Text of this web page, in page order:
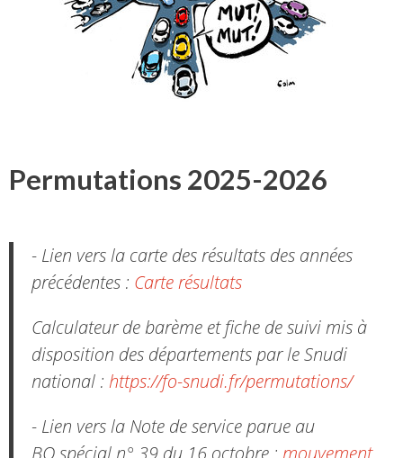
Permutations 2025-2026
- Lien vers la carte des résultats des années
précédentes : Carte résultats
Calculateur de barème et fiche de suivi mis à
disposition des départements par le Snudi
national : https://fo-snudi.fr/permutations/
- Lien vers la Note de service parue au